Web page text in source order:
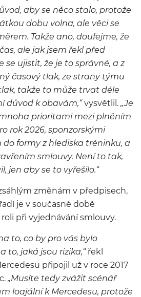
aby se něco stalo, protože
dobu volna, ale věci se
Takže ano, doufejme, že
ale jak jsem řekl před
se ujistit, že je to správné, a z
časový tlak, ze strany týmu
takže to může trvat déle
důvod k obavám,“vysvětlil. „Je
prioritami mezi plněním
rok 2026, sponzorskými
formy z hlediska tréninku, a
smlouvy. Není to tak,
jen aby se to vyřešilo.“
změnám v předpisech,
je v současné době
při vyjednávání smlouvy.
to, co by pro vás bylo
to, jaká jsou rizika,“řekl
připojil už v roce 2017
„Musíte tedy zvážit scénář
loajální k Mercedesu, protože